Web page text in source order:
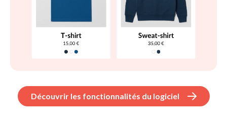
Découvrir les fonctionnalités du logiciel